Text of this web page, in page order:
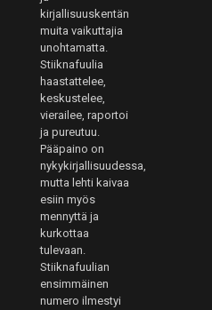
kirjallisuuskentän
muita vaikuttajia
unohtamatta.
Stiiknafuulia
haastattelee,
keskustelee,
vierailee, raportoi
ja pureutuu.
Pääpaino on
nykykirjallisuudessa,
mutta lehti kaivaa
esiin myös
mennyttä ja
kurkottaa
tulevaan.
Stiiknafuulian
ensimmäinen
numero ilmestyi